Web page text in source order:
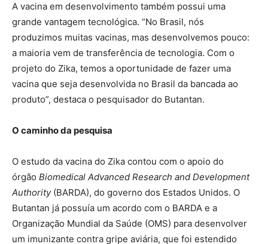
A vacina em desenvolvimento também possui uma
grande vantagem tecnológica. “No Brasil, nós
produzimos muitas vacinas, mas desenvolvemos pouco:
a maioria vem de transferência de tecnologia. Com o
projeto do Zika, temos a oportunidade de fazer uma
vacina que seja desenvolvida no Brasil da bancada ao
produto”, destaca o pesquisador do Butantan.
O caminho da pesquisa
O estudo da vacina do Zika contou com o apoio do
órgão Biomedical Advanced Research and Development
Authority(BARDA), do governo dos Estados Unidos. O
Butantan já possuía um acordo com o BARDA e a
Organização Mundial da Saúde (OMS) para desenvolver
um imunizante contra gripe aviária, que foi estendido